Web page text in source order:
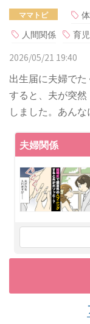
ママトピ
人間関係
育
2026/05/21 19:40
出生届に夫婦で
すると、夫が突
しました。あん
夫婦関係